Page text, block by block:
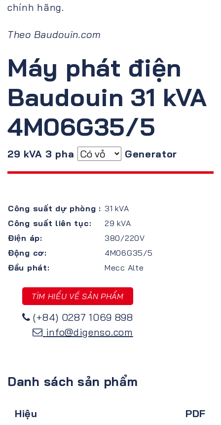
chính hãng.
Theo Baudouin.com
Máy phát điện
Baudouin 31 kVA
4M06G35/5
29 kVA 3 pha Generator
Công suất dự phòng : 31 kVA
Công suất liên tục:
29 kVA
Điện áp:
380/220V
Động cơ:
4M06G35/5
Đầu phát:
Mecc Alte
TÌM HIỂU VỀ SẢN PHẨM
(+84) 0287 1069 898
info@digenso.com
Danh sách sản phẩm
Hiệu PDF